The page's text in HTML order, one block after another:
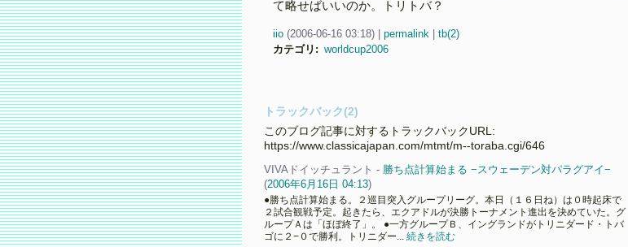
て略せばいいのか。トリトバ？
iio (2006-06-16 03:18) | permalink | tb(2)
カテゴリ : worldcup2006
トラックバック(2)
このブログ記事に対するトラックバックURL:
https://www.classicajapan.com/mtmt/m--toraba.cgi/646
VIVAドイッチュラント - 勝ち点計算始まる −スウェーデン対パラグアイ−
(2006年6月16日 04:13)
●勝ち点計算始まる。２巡目突入グループリーグ。本日（１６日ね）は０時起床で
２試合観戦予定。起きたら、エクアドルが決勝トーナメント進出を決めていた。グ
ループＡは「ほぼ終了」。 ●一方グループＢ、イングランドがトリニダード・トバ
ゴに２−０で勝利。トリニダー... 続きを読む